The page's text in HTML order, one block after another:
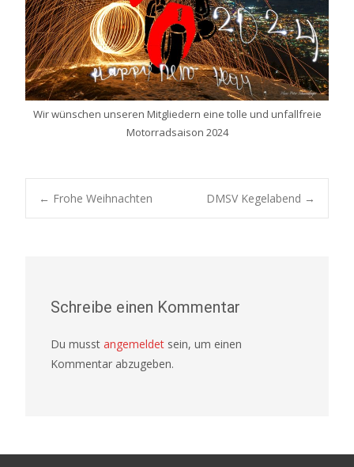
Wir wünschen unseren Mitgliedern eine tolle und unfallfreie
Motorradsaison 2024
Post
← Frohe Weihnachten DMSV Kegelabend →
Schreibe einen Kommentar
Du musst angemeldet sein, um einen
Kommentar abzugeben.